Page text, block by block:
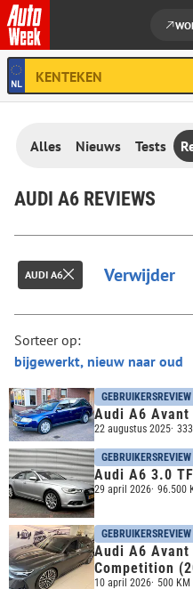
Ga naar de inhoud
Alles Nieuws Tests
AUDI A6 REVIEWS
AUDI A6 Verwijder
Sorteer op:
GEBRUIKERSREVIEW
Audi A6
22 augustus 2025
GEBRUIKERSREVIEW
Audi A6 3.0
29 april 2026 96.500
GEBRUIKERSREVIEW
Audi A6
Competition
10 april 2026 500 KM